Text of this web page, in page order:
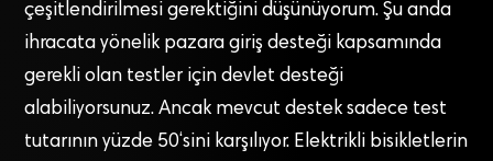
çeşitlendirilmesi gerektiğini düşünüyorum. Şu anda
ihracata yönelik pazara giriş desteği kapsamında
gerekli olan testler için devlet desteği
alabiliyorsunuz. Ancak mevcut destek sadece test
tutarının yüzde 50‘sini karşılıyor. Elektrikli bisikletlerin